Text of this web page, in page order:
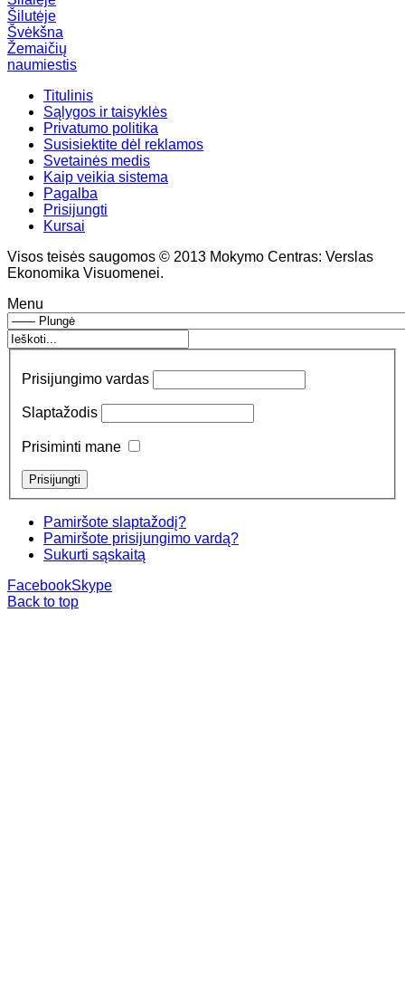
Šilutėje
Švėkšna
Žemaičių
naumiestis
Titulinis
Sąlygos ir taisyklės
Privatumo politika
Susisiektite dėl reklamos
Svetainės medis
Kaip veikia sistema
Pagalba
Prisijungti
Kursai
Visos teisės saugomos © 2013 Mokymo Centras: Verslas
Ekonomika Visuomenei.
Menu
Prisijungimo vardas
Slaptažodis
Prisiminti mane
Pamiršote slaptažodį?
Pamiršote prisijungimo vardą?
Sukurti sąskaitą
FacebookSkype
Back to top